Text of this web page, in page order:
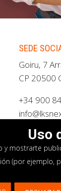
SEDE
Goiru, 7
CP 20500
+34 900
Política
Uso
mostrarte
(por ejemplo,